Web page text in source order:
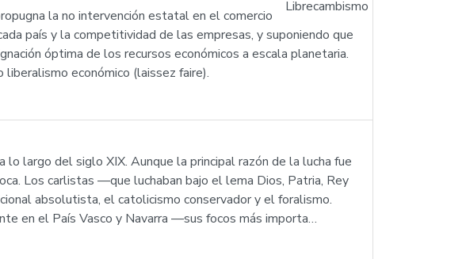
la no intervención estatal en el comercio
país y la competitividad de las empresas, y suponiendo que
óptima de los recursos económicos a escala planetaria.
económico (laissez faire).
largo del siglo XIX. Aunque la principal razón de la lucha fue
Los carlistas —que luchaban bajo el lema Dios, Patria, Rey
absolutista, el catolicismo conservador y el foralismo.
en el País Vasco y Navarra —sus focos más importa…